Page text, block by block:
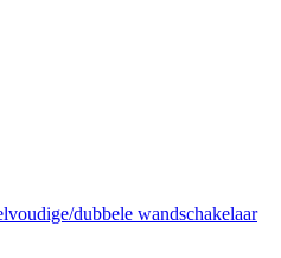
dubbele wandschakelaar